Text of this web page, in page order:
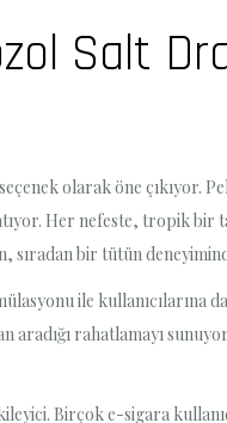
Salt
olarak öne çıkıyor.
Her nefeste, tropik bir
bir tütün
ile kullanıcılarına
aradığı rahatlamayı
Birçok e-sigara